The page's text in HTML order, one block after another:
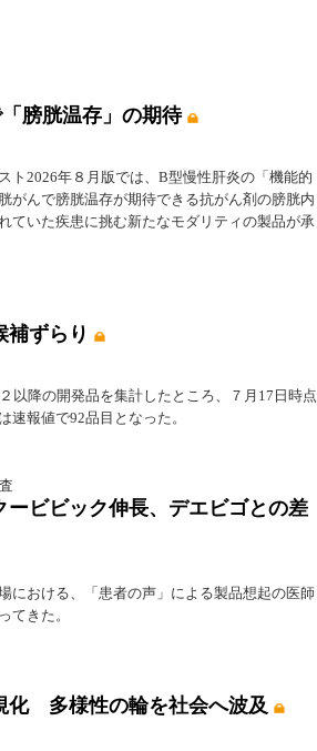
膀胱温存」の期待
ト2026年８月版では、B型慢性肝炎の「機能的
がんで膀胱温存が期待できる抗がん剤の膀胱内
ていた疾患に挑む新たなモダリティの製品が承
ずらり
以降の開発品を集計したところ、７月17日時点
速報値で92品目となった。
ビビック伸長、デエビゴとの差
における、「患者の声」による製品想起の医師
てきた。
化 多様性の輪を社会へ波及